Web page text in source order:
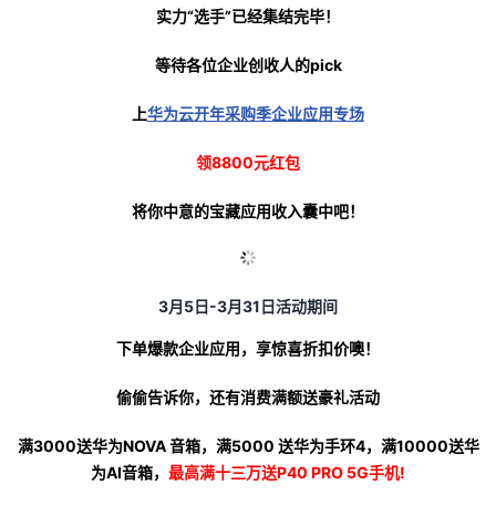
实力“选手”已经集结完毕！
等待各位企业创收人的pick
上华为云开年采购季企业应用专场
领8800元红包
将你中意的宝藏应用收入囊中吧！
3月5日-3月31日活动期间
下单爆款企业应用，享惊喜折扣价噢！
偷偷告诉你，还有消费满额送豪礼活动
满3000送华为NOVA 音箱，满5000 送华为手环4，满10000送华
为AI音箱， 最高满十三万送P40 PRO 5G手机!